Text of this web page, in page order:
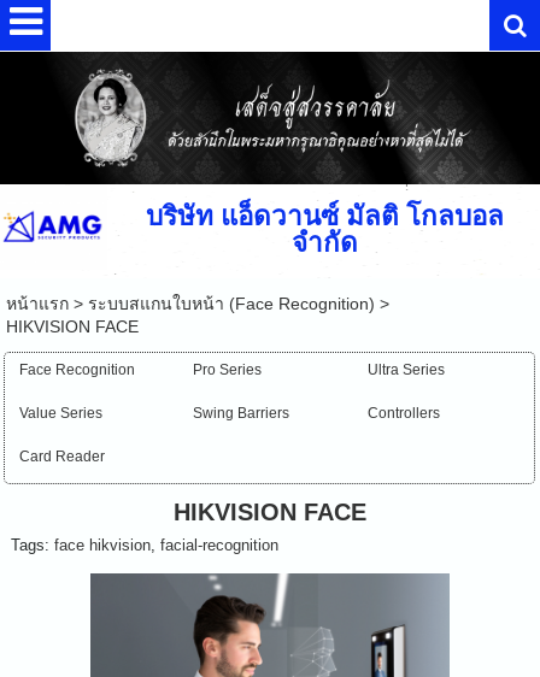
บริษัท แอ็ดวานซ์ มัลติ โกลบอล
จำกัด
หน้าแรก> ระบบสแกนใบหน้า (Face Recognition) >
HIKVISION FACE
Face Recognition Pro Series Ultra Series
Value Series Swing Barriers Controllers
Card Reader
HIKVISION FACE
Tags: face hikvision, facial-recognition